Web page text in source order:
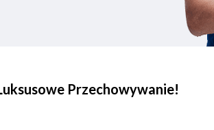
Przechowywanie!